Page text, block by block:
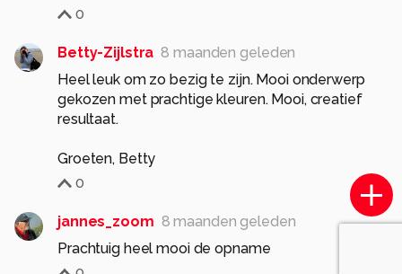
0
Betty-Zijlstra 8 maanden geleden
Heel leuk om zo bezig te zijn. Mooi onderwerp
gekozen met prachtige kleuren. Mooi, creatief
resultaat.
Groeten, Betty
0
jannes_zoom 8 maanden geleden
Prachtuig heel mooi de opname